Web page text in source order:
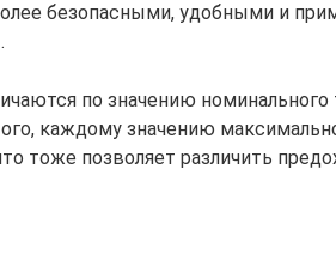
безопасными, удобными и
по значению номинального
каждому значению
тоже позволяет различить